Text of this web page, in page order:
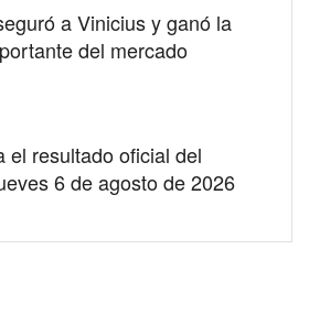
a Vinicius y ganó la
del mercado
el resultado oficial del
6 de agosto de 2026